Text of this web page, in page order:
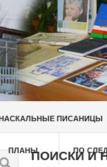
ПИСАНИЦЫ
ПЛАНЫ ПО
ПОИСКИ И